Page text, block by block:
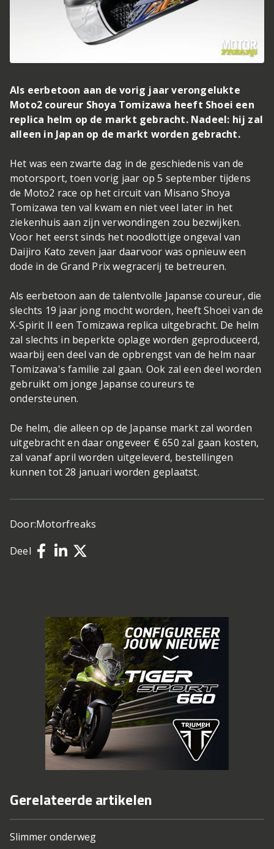
Als eerbetoon aan de vorig jaar verongelukte
Moto2 coureur Shoya Tomizawa heeft Shoei een
replica helm op de markt gebracht. Nadeel: hij zal
alleen in Japan op de markt worden gebracht.
Het was een zwarte dag in de geschiedenis van de
motorsport, toen vorig jaar op 5 september tijdens
de Moto2 race op het circuit van Misano Shoya
Tomizawa ten val kwam en niet veel later in het
ziekenhuis aan zijn verwondingen zou bezwijken.
Voor het eerst sinds het noodlottige ongeval van
Daijiro Kato zeven jaar daarvoor was opnieuw een
dode in de Grand Prix wegracerij te betreuren.
Als eerbetoon aan de talentvolle Japanse coureur, die
slechts 19 jaar jong mocht worden, heeft Shoei van de
X-Spirit II een Tomizawa replica uitgebracht. De helm
zal slechts in beperkte oplage worden geproduceerd,
waarbij een deel van de opbrengst van de helm naar
Tomizawa's familie zal gaan. Ook zal een deel worden
gebruikt om jonge Japanse coureurs te
ondersteunen.
De helm, die alleen op de Japanse markt zal worden
uitgebracht en daar ongeveer € 650 zal gaan kosten,
zal vanaf april worden uitgeleverd, bestellingen
kunnen tot 28 januari worden geplaatst.
Door:Motorfreaks
Deel
Gerelateerde artikelen
Slimmer onderweg